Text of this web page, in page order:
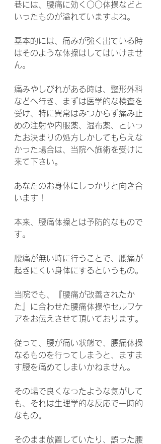
巷には、腰痛に効く○○体操などと
いったものが溢れていますよね。
基本的には、痛みが強く出ている時
はそのような体操はしてはいけませ
ん。
痛みやしびれがある時は、整形外科
などへ行き、まずは医学的な検査を
受け、特に異常はみつからず痛み止
めの注射や内服薬、湿布薬、といっ
たお決まりの処方しかしてもらえな
かった場合は、当院へ施術を受けに
来て下さい。
あなたのお身体にしっかりと向き合
います！
本来、腰痛体操とは予防的なもので
す。
腰痛が無い時に行うことで、腰痛が
起きにくい身体にするというもの。
当院でも、『腰痛が改善されたか
た』に合わせた腰痛体操やセルフケ
アをお伝えさせて頂いております。
従って、腰が痛い状態で、腰痛体操
なるものを行ってしまうと、ますま
す腰を痛めてしまいかねません。
その場で良くなったような気がして
も、それは生理学的な反応で一時的
なもの。
そのまま放置していたり、誤った腰